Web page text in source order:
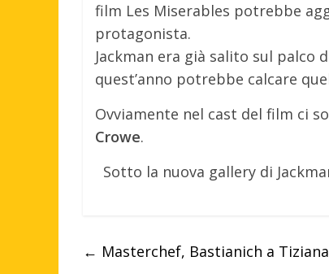
film Les Miserables potrebbe
protagonista.
Jackman era già salito sul palco
quest’anno potrebbe calcare
Ovviamente nel cast del film ci
Crowe.
Sotto la nuova gallery di
← Masterchef, Bastianich a